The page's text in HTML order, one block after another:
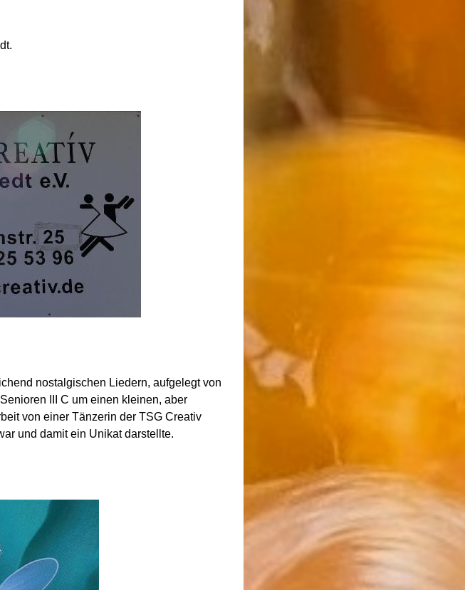
nostalgischen Liedern, aufgelegt von
III C um einen kleinen, aber
von einer Tänzerin der TSG Creativ
und damit ein Unikat darstellte.